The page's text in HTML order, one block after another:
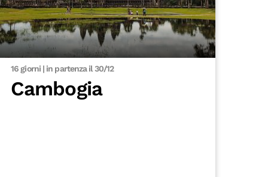
16 giorni | in partenza il 30/12
Cambogia